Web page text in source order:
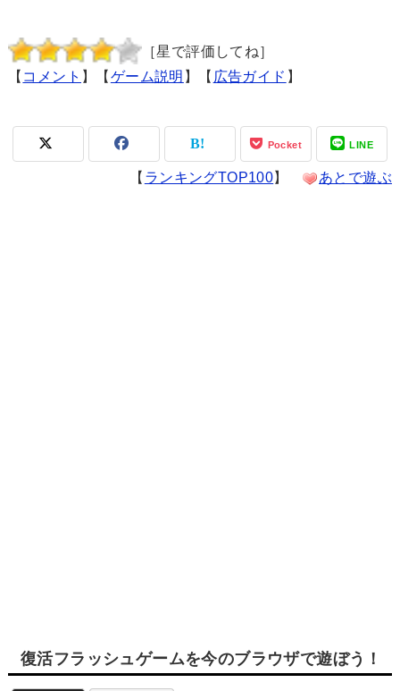
［星で評価してね］
【 コメント 】【 ゲーム説明 】【 広告ガイド 】
Pocket LINE
【 ランキングTOP100】 あとで遊ぶ
復活フラッシュゲームを今のブラウザで遊ぼう！